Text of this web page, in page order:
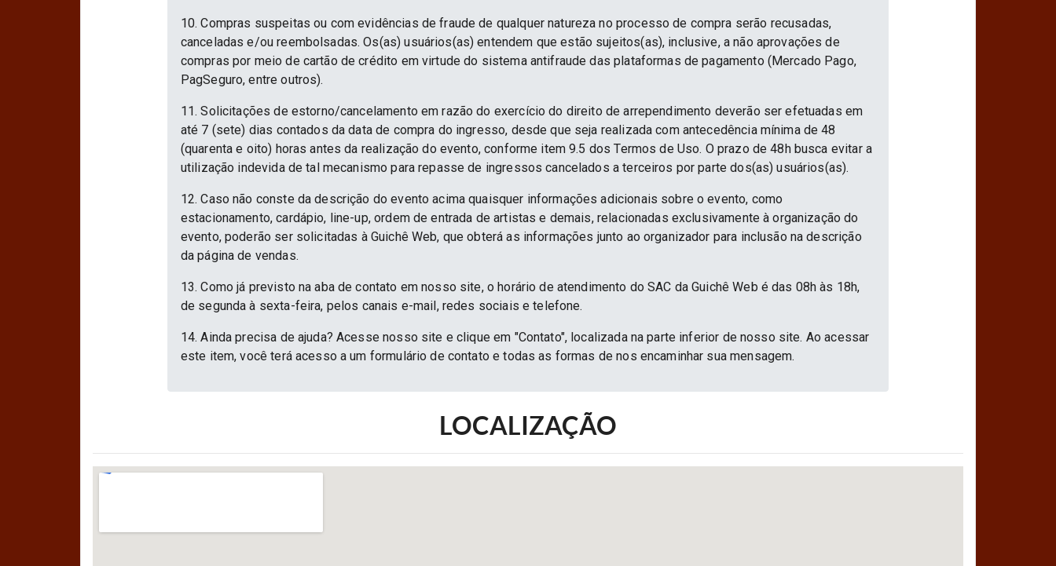
10. Compras suspeitas ou com evidências de fraude de qualquer natureza no processo de compra serão recusadas,
canceladas e/ou reembolsadas. Os(as) usuários(as) entendem que estão sujeitos(as), inclusive, a não aprovações de
compras por meio de cartão de crédito em virtude do sistema antifraude das plataformas de pagamento (Mercado Pago,
PagSeguro, entre outros).
11. Solicitações de estorno/cancelamento em razão do exercício do direito de arrependimento deverão ser efetuadas em
até 7 (sete) dias contados da data de compra do ingresso, desde que seja realizada com antecedência mínima de 48
(quarenta e oito) horas antes da realização do evento, conforme item 9.5 dos Termos de Uso. O prazo de 48h busca evitar a
utilização indevida de tal mecanismo para repasse de ingressos cancelados a terceiros por parte dos(as) usuários(as).
12. Caso não conste da descrição do evento acima quaisquer informações adicionais sobre o evento, como
estacionamento, cardápio, line-up, ordem de entrada de artistas e demais, relacionadas exclusivamente à organização do
evento, poderão ser solicitadas à Guichê Web, que obterá as informações junto ao organizador para inclusão na descrição
da página de vendas.
13. Como já previsto na aba de contato em nosso site, o horário de atendimento do SAC da Guichê Web é das 08h às 18h,
de segunda à sexta-feira, pelos canais e-mail, redes sociais e telefone.
14. Ainda precisa de ajuda? Acesse nosso site e clique em "Contato", localizada na parte inferior de nosso site. Ao acessar
este item, você terá acesso a um formulário de contato e todas as formas de nos encaminhar sua mensagem.
LOCALIZAÇÃO